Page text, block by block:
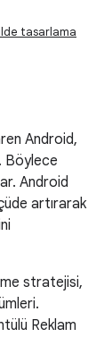
tasarlama
Android,
Böylece
Android
artırarak
stratejisi,
Reklam